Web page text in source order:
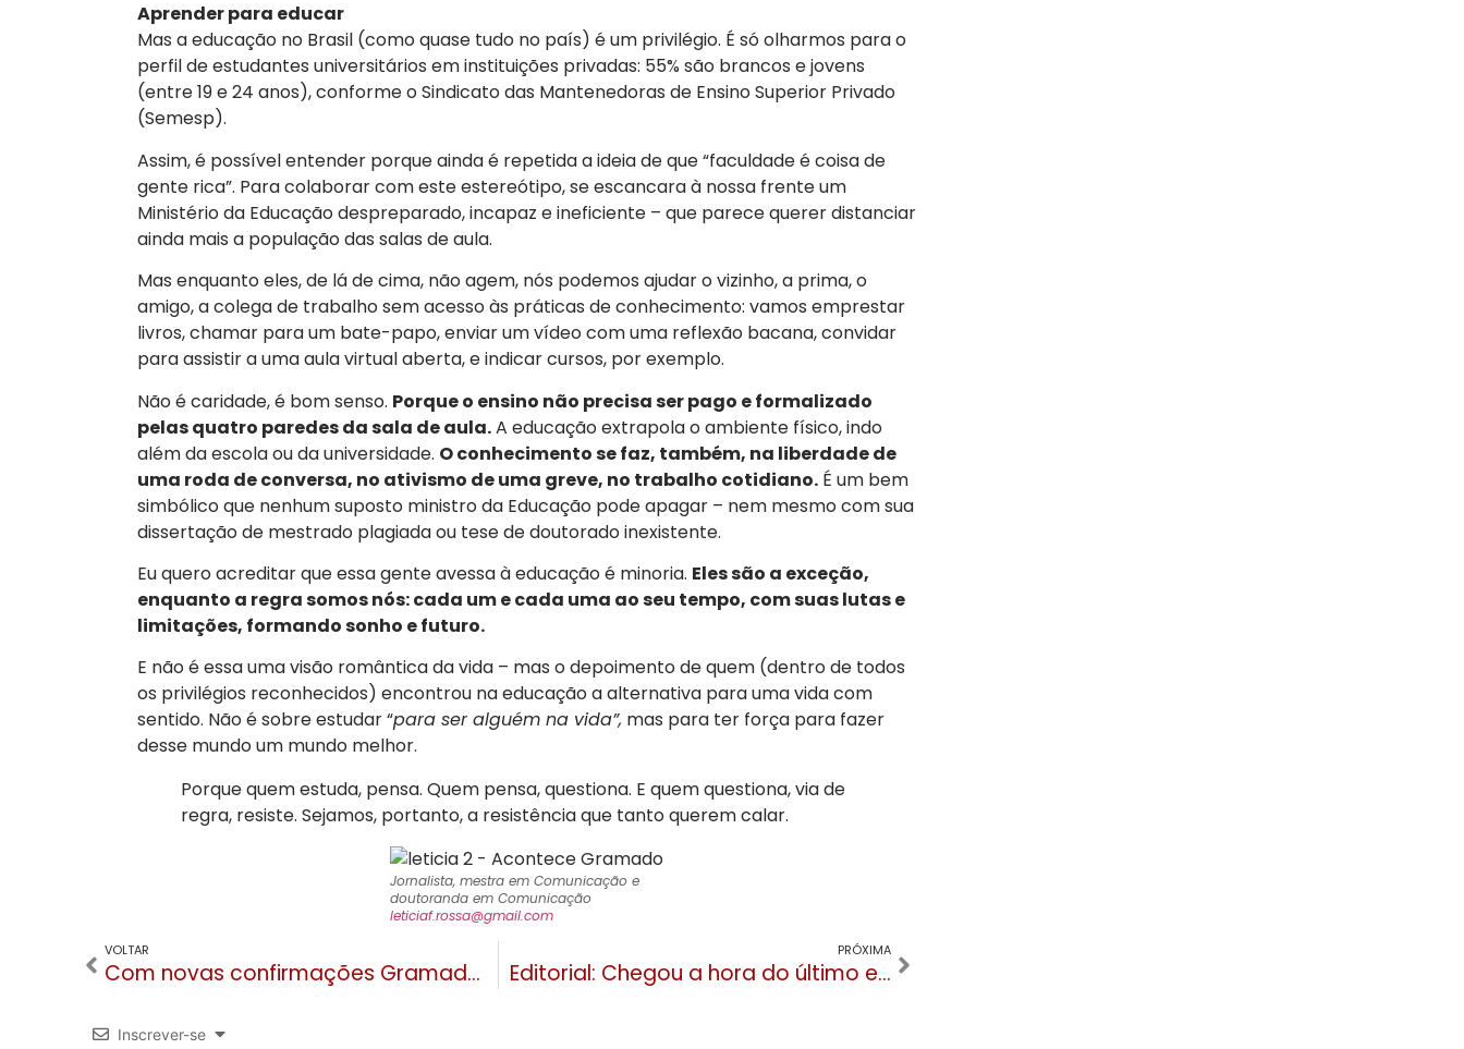
Aprender para educar
Mas a educação no Brasil (como quase tudo no país) é um privilégio. É só olharmos para o
perfil de estudantes universitários em instituições privadas: 55% são brancos e jovens
(entre 19 e 24 anos), conforme o Sindicato das Mantenedoras de Ensino Superior Privado
(Semesp).
Assim, é possível entender porque ainda é repetida a ideia de que “faculdade é coisa de
gente rica”. Para colaborar com este estereótipo, se escancara à nossa frente um
Ministério da Educação despreparado, incapaz e ineficiente – que parece querer distanciar
ainda mais a população das salas de aula.
Mas enquanto eles, de lá de cima, não agem, nós podemos ajudar o vizinho, a prima, o
amigo, a colega de trabalho sem acesso às práticas de conhecimento: vamos emprestar
livros, chamar para um bate-papo, enviar um vídeo com uma reflexão bacana, convidar
para assistir a uma aula virtual aberta, e indicar cursos, por exemplo.
Não é caridade, é bom senso. Porque o ensino não precisa ser pago e formalizado
pelas quatro paredes da sala de aula.A educação extrapola o ambiente físico, indo
além da escola ou da universidade. O conhecimento se faz, também, na liberdade de
uma roda de conversa, no ativismo de uma greve, no trabalho cotidiano.É um bem
simbólico que nenhum suposto ministro da Educação pode apagar – nem mesmo com sua
dissertação de mestrado plagiada ou tese de doutorado inexistente.
Eu quero acreditar que essa gente avessa à educação é minoria. Eles são a exceção,
enquanto a regra somos nós: cada um e cada uma ao seu tempo, com suas lutas e
limitações, formando sonho e futuro.
E não é essa uma visão romântica da vida – mas o depoimento de quem (dentro de todos
os privilégios reconhecidos) encontrou na educação a alternativa para uma vida com
sentido. Não é sobre estudar “para ser alguém na vida”, mas para ter força para fazer
desse mundo um mundo melhor.
Porque quem estuda, pensa. Quem pensa, questiona. E quem questiona, via de
regra, resiste. Sejamos, portanto, a resistência que tanto querem calar.
Jornalista, mestra em Comunicação e
doutoranda em Comunicação
leticiaf.rossa@gmail.com
VOLTAR
Com novas confirmações Gramado e Canela chegam aos 90 casos de COVID-19
PRÓXIMA
Editorial: Chegou a hora do último e, mais importante, sacrifício para os Gramadenses
Inscrever-se